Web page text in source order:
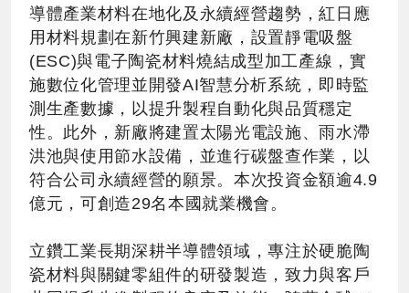
導體產業材料在地化及永續經營趨勢，紅日應
用材料規劃在新竹興建新廠，設置靜電吸盤
(ESC)與電子陶瓷材料燒結成型加工產線，實
施數位化管理並開發AI智慧分析系統，即時監
測生產數據，以提升製程自動化與品質穩定
性。此外，新廠將建置太陽光電設施、雨水滯
洪池與使用節水設備，並進行碳盤查作業，以
符合公司永續經營的願景。本次投資金額逾4.9
億元，可創造29名本國就業機會。
立鑽工業長期深耕半導體領域，專注於硬脆陶
瓷材料與關鍵零組件的研發製造，致力與客戶